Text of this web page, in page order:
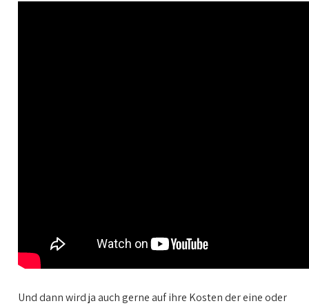
Und dann wird ja auch gerne auf ihre Kosten der eine oder